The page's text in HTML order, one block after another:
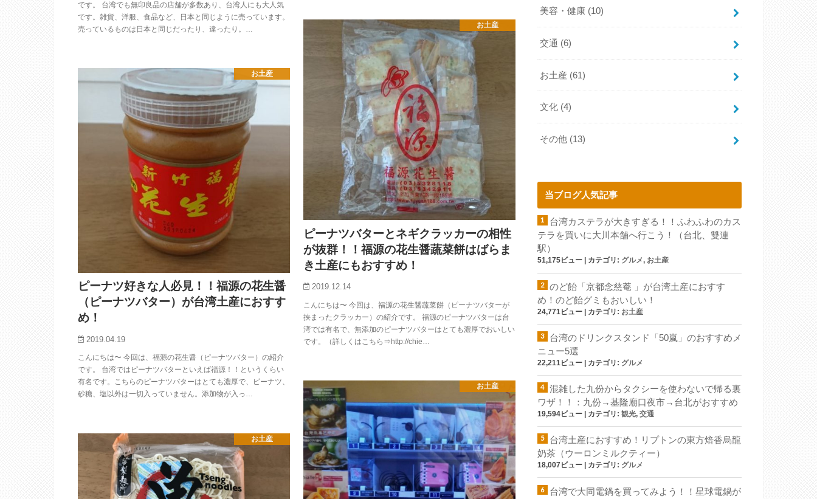
です。 台湾でも無印良品の店舗が多数あり、台湾人にも大人気
です。雑貨、洋服、食品など、日本と同じように売っています。
売っているものは日本と同じだったり、違ったり。…
お土産
ピーナツバターとネギクラッカーの相性
が抜群！！福源の花生醤蔬菜餅はばらま
き土産にもおすすめ！
2019.12.14
こんにちは〜 今回は、福源の花生醤蔬菜餅（ピーナツバターが
挟まったクラッカー）の紹介です。 福源のピーナツバターは台
湾では有名で、無添加のピーナツバターはとても濃厚でおいしい
です。（詳しくはこちら⇒http://chie…
お土産
ピーナツ好きな人必見！！福源の花生醤
（ピーナツバター）が台湾土産におすす
め！
2019.04.19
こんにちは〜 今回は、福源の花生醤（ピーナツバター）の紹介
です。 台湾ではピーナツバターといえば福源！！というくらい
有名です。こちらのピーナツバターはとても濃厚で、ピーナツ、
砂糖、塩以外は一切入っていません。添加物が入っ…
お土産
お土産
美容・健康 (10)
交通 (6)
お土産 (61)
文化 (4)
その他 (13)
当ブログ人気記事
台湾カステラが大きすぎる！！ふわふわのカス
テラを買いに大川本舗へ行こう！（台北、雙連
駅）
51,175ビュー カテゴリ: グルメ, お土産
のど飴「京都念慈菴 」が台湾土産におすす
め！のど飴グミもおいしい！
24,771ビュー | カテゴリ: お土産
台湾のドリンクスタンド「50嵐」のおすすめメ
ニュー5選
22,211ビュー カテゴリ: グルメ
混雑した九份からタクシーを使わないで帰る裏
ワザ！！：九份→基隆廟口夜市→台北がおすすめ
19,594ビュー カテゴリ: 観光, 交通
台湾土産におすすめ！リプトンの東方焙香烏龍
奶茶（ウーロンミルクティー）
18,007ビュー カテゴリ: グルメ
台湾で大同電鍋を買ってみよう！！星球電鍋が